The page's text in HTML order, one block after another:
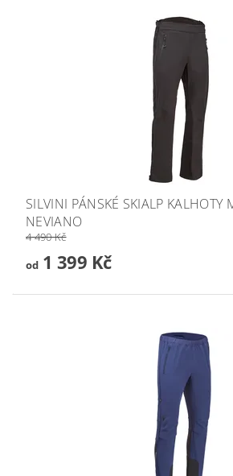
SILVINI PÁNSKÉ SKIALP KALHOTY
NEVIANO
4 490 Kč
od1 399 Kč